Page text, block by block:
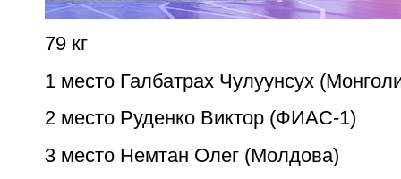
79 кг
1 место Галбатрах Чулуунсух
2 место Руденко Виктор (ФИАС-1)
3 место Немтан Олег (Молдова)